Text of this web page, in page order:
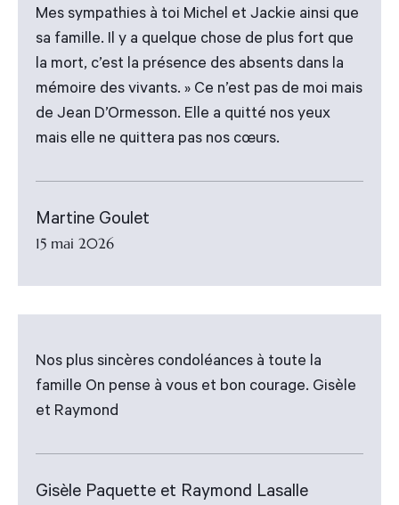
Mes sympathies à toi Michel et Jackie ainsi que
sa famille. Il y a quelque chose de plus fort que
la mort, c’est la présence des absents dans la
mémoire des vivants. » Ce n’est pas de moi mais
de Jean D’Ormesson. Elle a quitté nos yeux
mais elle ne quittera pas nos cœurs.
Martine Goulet
15 mai 2026
Nos plus sincères condoléances à toute la
famille On pense à vous et bon courage. Gisèle
et Raymond
Gisèle Paquette et Raymond Lasalle